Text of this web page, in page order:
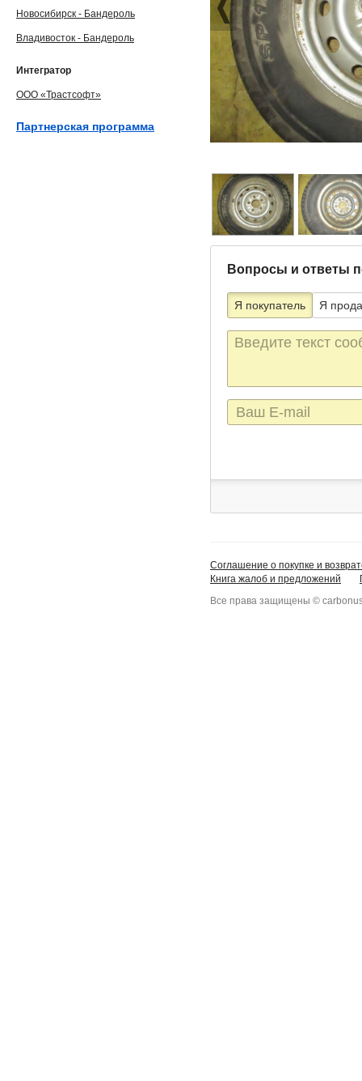
Вопросы и ответы
Я покупатель Я
Текст
сообщения
E-
mail
Новосибирск - Бандероль
Владивосток - Бандероль
Интегратор
ООО «Трастсофт»
Партнерская программа
Соглашение о покупке и
Книга жалоб и предложений
Все права защищены ©